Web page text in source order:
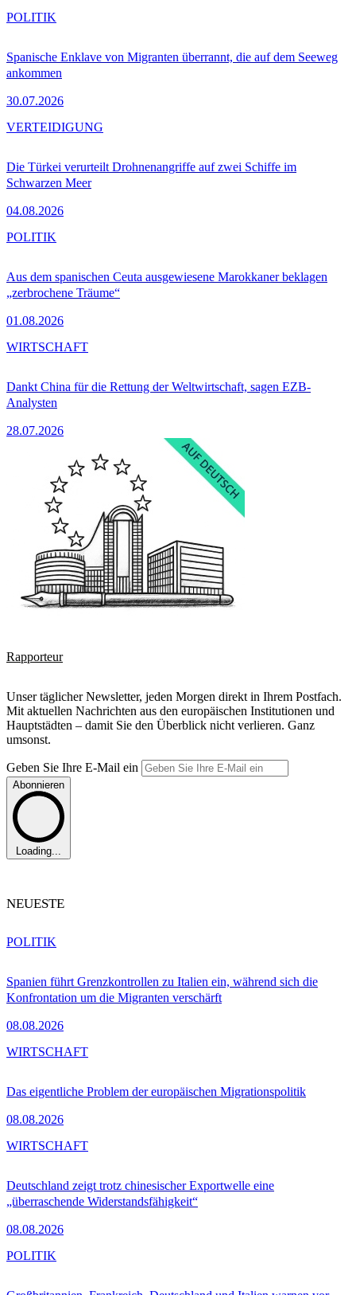
Spanische Enklave von Migranten überrannt, die auf dem Seeweg
ankommen
30.07.2026
POLITIK
Die Türkei verurteilt Drohnenangriffe auf zwei Schiffe im
Schwarzen Meer
04.08.2026
VERTEIDIGUNG
Aus dem spanischen Ceuta ausgewiesene Marokkaner beklagen
„zerbrochene Träume“
01.08.2026
POLITIK
Dankt China für die Rettung der Weltwirtschaft, sagen EZB-
Analysten
28.07.2026
WIRTSCHAFT
Rapporteur
Unser täglicher Newsletter, jeden Morgen direkt in Ihrem Postfach.
Mit aktuellen Nachrichten aus den europäischen Institutionen und
Hauptstädten – damit Sie den Überblick nicht verlieren. Ganz
umsonst.
Geben Sie Ihre E-Mail ein
Abonnieren
Loading...
NEUESTE
Spanien führt Grenzkontrollen zu Italien ein, während sich die
Konfrontation um die Migranten verschärft
08.08.2026
POLITIK
Das eigentliche Problem der europäischen Migrationspolitik
08.08.2026
WIRTSCHAFT
Deutschland zeigt trotz chinesischer Exportwelle eine
„überraschende Widerstandsfähigkeit“
08.08.2026
WIRTSCHAFT
POLITIK